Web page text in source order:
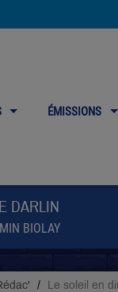
ÉMISSIONS
DARLIN
BIOLAY
Le soleil en